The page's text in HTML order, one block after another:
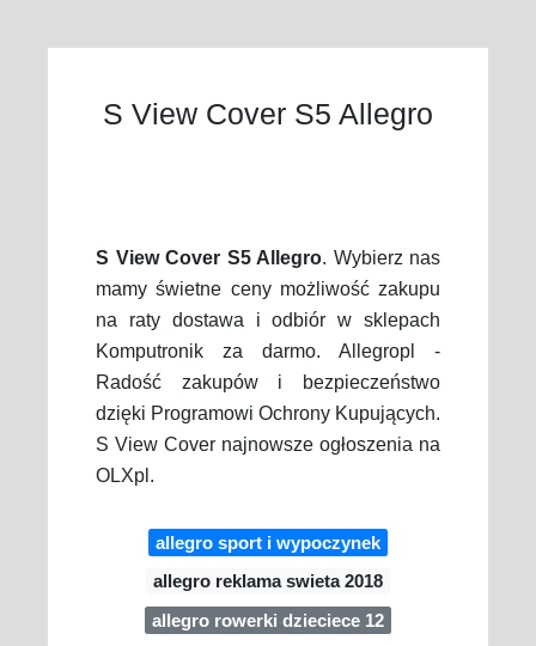
S View Cover S5 Allegro
S View Cover S5 Allegro. Wybierz nas
mamy świetne ceny możliwość zakupu
na raty dostawa i odbiór w sklepach
Komputronik za darmo. Allegropl -
Radość zakupów i bezpieczeństwo
dzięki Programowi Ochrony Kupujących.
S View Cover najnowsze ogłoszenia na
OLXpl.
allegro sport i wypoczynek
allegro reklama swieta 2018
allegro rowerki dzieciece 12